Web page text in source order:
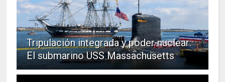
Tripulación integrada y poder nuclear:
El submarino USS Massachusetts